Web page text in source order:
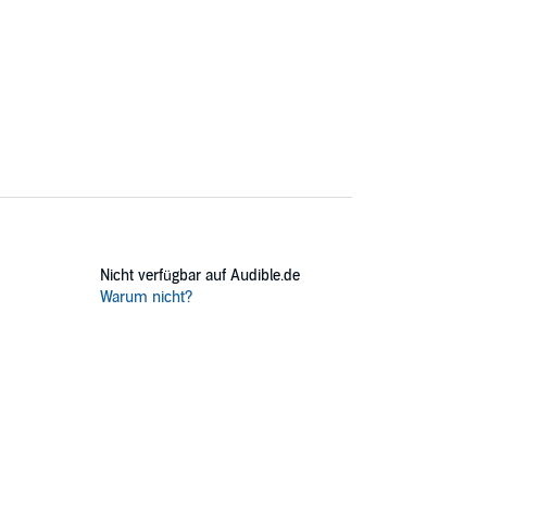
Nicht verfügbar auf Audible.de
Warum nicht?